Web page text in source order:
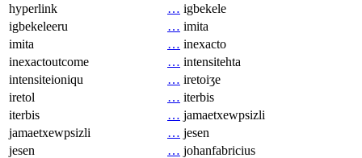
hyperlink
… igbekele
igbekeleeru
… imita
imita
… inexacto
inexactoutcome
… intensitehta
intensiteioniqu
… iretoiʒe
iretol
… iterbis
iterbis
… jamaetxewpsizli
jamaetxewpsizli
… jesen
jesen
… johanfabricius